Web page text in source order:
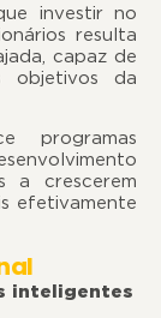
investir no
resulta
capaz de
objetivos da
programas
a crescerem
efetivamente
inteligentes